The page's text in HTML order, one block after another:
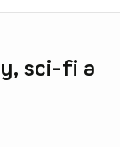
sci-fi a